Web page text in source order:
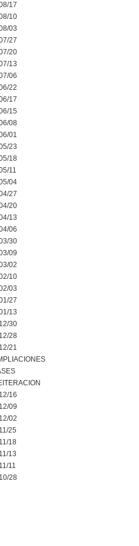
17
10
03
27
20
13
06
22
17
15
08
01
23
18
11
04
27
20
13
06
30
09
02
10
03
27
13
30
28
21
16
09
02
25
18
13
11
28